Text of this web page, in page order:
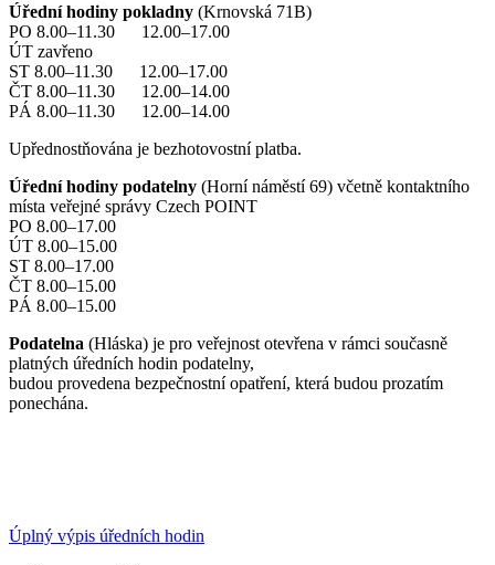
Úřední hodiny pokladny (Krnovská 71B)
PO 8.00–11.30 12.00–17.00
ÚT zavřeno
ST 8.00–11.30 12.00–17.00
ČT 8.00–11.30 12.00–14.00
PÁ 8.00–11.30 12.00–14.00
Upřednostňována je bezhotovostní platba.
Úřední hodiny podatelny (Horní náměstí 69) včetně kontaktního
místa veřejné správy Czech POINT
PO 8.00–17.00
ÚT 8.00–15.00
ST 8.00–17.00
ČT 8.00–15.00
PÁ 8.00–15.00
Podatelna (Hláska) je pro veřejnost otevřena v rámci současně
platných úředních hodin podatelny,
budou provedena bezpečnostní opatření, která budou prozatím
ponechána.
Úplný výpis úředních hodin